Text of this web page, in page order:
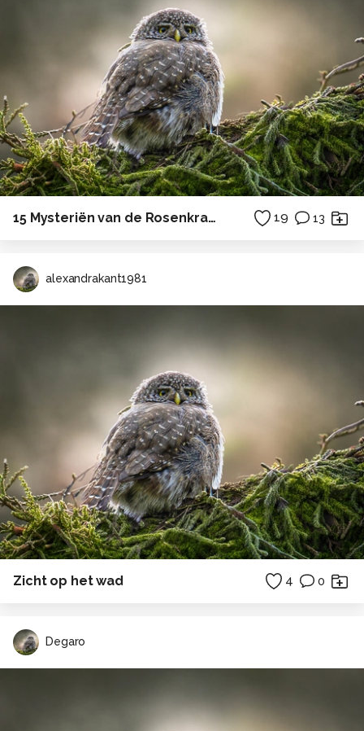
15 Mysteriën van de Rosenkrans 19 13
alexandrakant1981
Zicht op het wad 4 0
Degaro